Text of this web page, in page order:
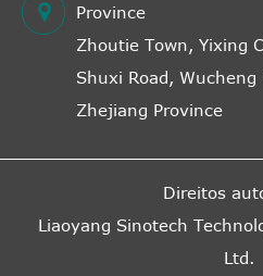
Province
Zhoutie Town, Yixing
Shuxi Road,
Zhejiang Province
Direitos
Liaoyang Sinotech
Ltd.